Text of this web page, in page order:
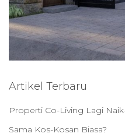
Artikel Terbaru
Properti Co-Living Lagi
Sama Kos-Kosan Biasa?